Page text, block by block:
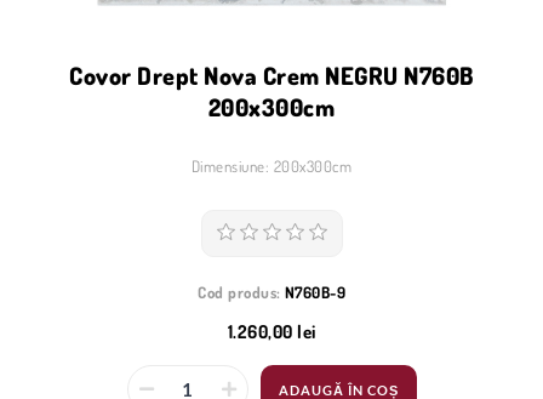
Covor Drept Nova Crem NEGRU N760B
200x300cm
Dimensiune: 200x300cm
Cod produs: N760B-9
1.260,00 lei
ADAUGĂ ÎN COȘ